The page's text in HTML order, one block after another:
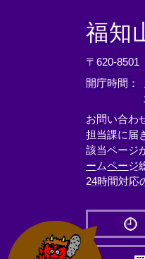
外
部
リ
ン
ク
外
部
リ
ン
ク
福知
〒620-
開庁時間：
お問い合わ
担当課に届
該当ページ
ームページ
24時間対応
外
部
リ